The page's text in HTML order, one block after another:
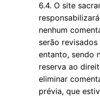
6.4. O site
nenhum
serão
entanto, sendo
reserva ao
eliminar
prévia, que